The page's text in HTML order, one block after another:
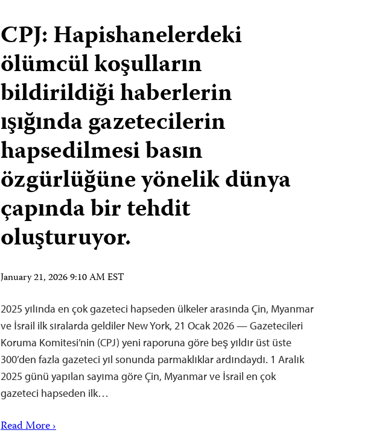
CPJ: Hapishanelerdeki
ölümcül koşulların
bildirildiği haberlerin
ışığında gazetecilerin
hapsedilmesi basın
özgürlüğüne yönelik dünya
çapında bir tehdit
oluşturuyor.
January 21, 2026 9:10 AM EST
2025 yılında en çok gazeteci hapseden ülkeler arasında Çin, Myanmar
ve İsrail ilk sıralarda geldiler New York, 21 Ocak 2026 — Gazetecileri
Koruma Komitesi’nin (CPJ) yeni raporuna göre beş yıldır üst üste
300’den fazla gazeteci yıl sonunda parmaklıklar ardındaydı. 1 Aralık
2025 günü yapılan sayıma göre Çin, Myanmar ve İsrail en çok
gazeteci hapseden ilk…
Read More ›